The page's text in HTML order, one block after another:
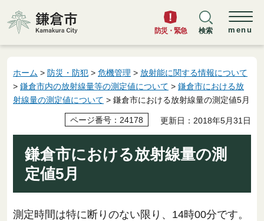
鎌倉市
防災・緊急 検索 menu
ホーム > 防災・防犯 > 危機管理 > 放射能に関する情報について
> 鎌倉市内の放射線量等の測定値について > 鎌倉市における放
射線量の測定値について > 鎌倉市における放射線量の測定値5月
ページ番号：24178 更新日：2018年5月31日
鎌倉市における放射線量の測
定値5月
測定時間は特に断りのない限り、14時00分です。